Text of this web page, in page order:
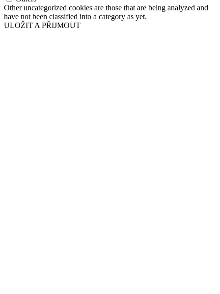
Other uncategorized cookies are those that are being analyzed and
have not been classified into a category as yet.
ULOŽIT A PŘIJMOUT